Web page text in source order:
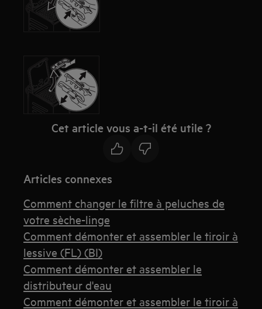
Cet article vous a-t-il été utile ?
Articles connexes
Comment changer le filtre à peluches de
votre sèche-linge
Comment démonter et assembler le tiroir à
lessive (FL) (BI)
Comment démonter et assembler le
distributeur d'eau
Comment démonter et assembler le tiroir à